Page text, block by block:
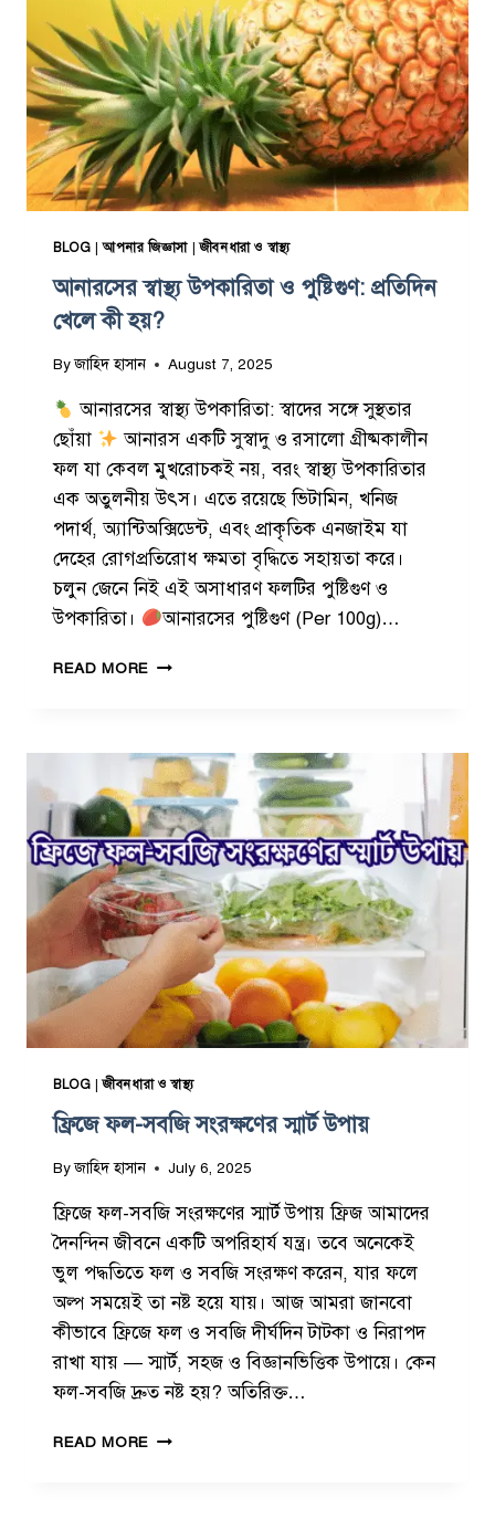
BLOG |আপনার জিজ্ঞাসা|জীবনধারা ও স্বাস্থ্য
আনারসের স্বাস্থ্য উপকারিতা ও পুষ্টিগুণ: প্রতিদিন
খেলে কী হয়?
Byজাহিদ হাসান August 7, 2025
আনারসের স্বাস্থ্য উপকারিতা: স্বাদের সঙ্গে সুস্থতার
ছোঁয়া
আনারস একটি সুস্বাদু ও রসালো গ্রীষ্মকালীন
ফল যা কেবল মুখরোচকই নয়, বরং স্বাস্থ্য উপকারিতার
এক অতুলনীয় উৎস। এতে রয়েছে ভিটামিন, খনিজ
পদার্থ, অ্যান্টিঅক্সিডেন্ট, এবং প্রাকৃতিক এনজাইম যা
দেহের রোগপ্রতিরোধ ক্ষমতা বৃদ্ধিতে সহায়তা করে।
চলুন জেনে নিই এই অসাধারণ ফলটির পুষ্টিগুণ ও
উপকারিতা।
আনারসের পুষ্টিগুণ (Per 100g)…
READ MORE আ
র
স্বা
স্থ্য
উ
প
কা
রি
তা
ও
ষ্টি
গু
প্র
দি
খে
কী
হ
য়
BLOG |জীবনধারা ও স্বাস্থ্য
ফ্রিজে ফল-সবজি সংরক্ষণের স্মার্ট উপায়
Byজাহিদ হাসান July 6, 2025
ফ্রিজে ফল-সবজি সংরক্ষণের স্মার্ট উপায় ফ্রিজ আমাদের
দৈনন্দিন জীবনে একটি অপরিহার্য যন্ত্র। তবে অনেকেই
ভুল পদ্ধতিতে ফল ও সবজি সংরক্ষণ করেন, যার ফলে
অল্প সময়েই তা নষ্ট হয়ে যায়। আজ আমরা জানবো
কীভাবে ফ্রিজে ফল ও সবজি দীর্ঘদিন টাটকা ও নিরাপদ
রাখা যায় — স্মার্ট, সহজ ও বিজ্ঞানভিত্তিক উপায়ে। কেন
ফল-সবজি দ্রুত নষ্ট হয়? অতিরিক্ত…
READ MORE ফ্রি